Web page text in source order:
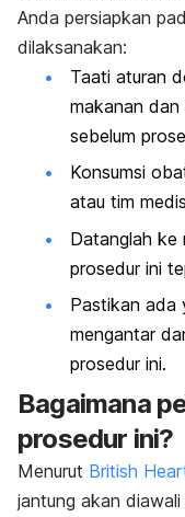
Anda persiapkan
dilaksanakan:
Taati aturan
makanan
sebelum
Konsumsi
atau tim
Datanglah ke
prosedur ini
Pastikan ada
mengantar
prosedur ini.
Bagaimana
prosedur ini?
Menurut British
jantung akan